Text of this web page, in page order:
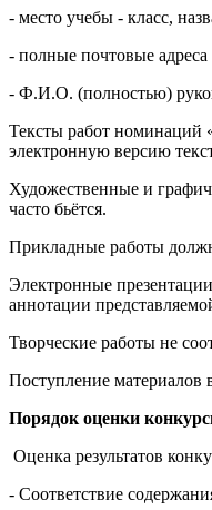
- место учебы - класс,
- полные почтовые
- Ф.И.О. (полностью)
Тексты работ номинаций
электронную версию
Художественные и
часто бьётся.
Прикладные работы
Электронные
аннотации
Творческие работы не
Поступление материалов
Порядок оценки
Оценка результатов
- Соответствие